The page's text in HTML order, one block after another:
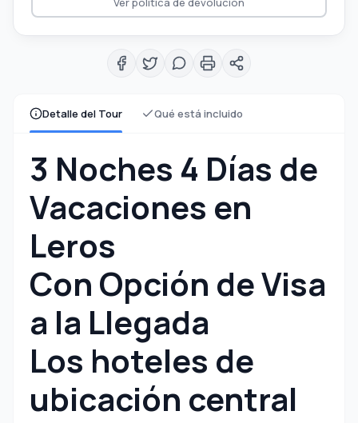
Detalle del Tour Qué está incluido
3 Noches 4 Días de
Vacaciones en
Leros
Con Opción de Visa
a la Llegada
Los hoteles de
ubicación central